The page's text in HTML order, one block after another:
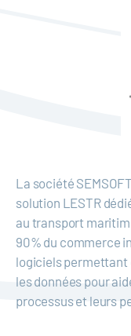
La société
solution LESTR
au transport
90% du commerce
logiciels permettant
les données pour
processus et leurs